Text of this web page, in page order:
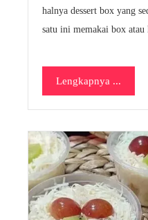
halnya dessert box yang
satu ini memakai box
Lengkapnya ...